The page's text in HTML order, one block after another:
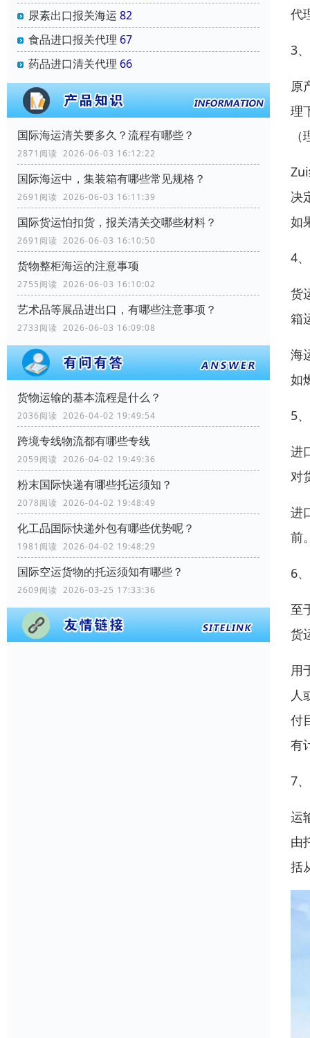
尿素出口报关海运 82
食品进口报关代理 67
药品进口清关代理 66
国际海运清关要多久？流程有哪些？
2871阅读 2026-06-03 16:12:22
国际海运中，集装箱有哪些常见规格？
2691阅读 2026-06-03 16:11:39
国际货运怕扣货，报关清关交哪些材料？
2691阅读 2026-06-03 16:10:50
货物整柜海运的注意事项
2755阅读 2026-06-03 16:10:02
艺术品等展品进出口，有哪些注意事项？
2733阅读 2026-06-03 16:09:08
货物运输的基本流程是什么？
2036阅读 2026-04-02 19:49:54
跨境专线物流都有哪些专线
2059阅读 2026-04-02 19:49:36
粉末国际快递有哪些托运须知？
2078阅读 2026-04-02 19:48:49
化工品国际快递外包有哪些优势呢？
1981阅读 2026-04-02 19:48:29
国际空运货物的托运须知有哪些？
2609阅读 2026-03-25 17:33:36
代
3
原
理
决
如
4
货
箱
海
如
5
进
对
进
前
6
至
货
用
人
付
有
7
运
由
括